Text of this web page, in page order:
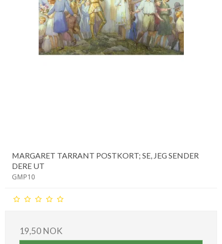
MARGARET TARRANT POSTKORT; SE, JEG SENDER
DERE UT
GMP10
19,50 NOK